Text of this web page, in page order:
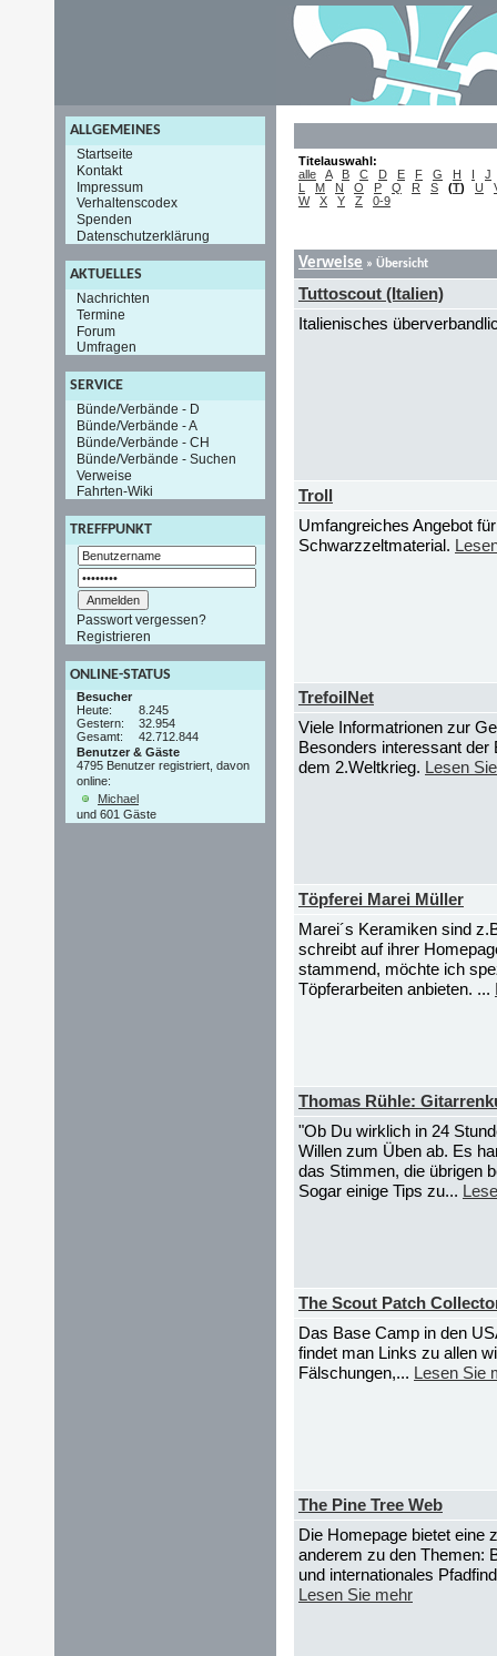
ALLGEMEINES
Startseite
Kontakt
Impressum
Verhaltenscodex
Spenden
Datenschutzerklärung
AKTUELLES
Nachrichten
Termine
Forum
Umfragen
SERVICE
Bünde/Verbände - D
Bünde/Verbände - A
Bünde/Verbände - CH
Bünde/Verbände - Suchen
Verweise
Fahrten-Wiki
TREFFPUNKT
Passwort vergessen?
Registrieren
ONLINE-STATUS
Besucher
Heute:
8.245
Gestern:
32.954
Gesamt:
42.712.844
Benutzer & Gäste
4795 Benutzer registriert, davon
online:
Michael
und 601 Gäste
Titelauswahl:
alle
A B C D E F G H I
J
L
M N O P Q R S (T) U
W
X Y Z 0-9
Verweise » Übersicht
Tuttoscout (Italien)
Italienisches
Troll
Umfangreiches Angebot
Schwarzzeltmaterial.
TrefoilNet
Viele Informatrionen zur
Besonders interessant der
dem 2.Weltkrieg. Lesen
Töpferei Marei Müller
Marei´s Keramiken sind
schreibt auf ihrer
stammend, möchte ich
Töpferarbeiten anbieten. ...
Thomas Rühle:
"Ob Du wirklich in 24
Willen zum Üben ab. Es
das Stimmen, die übrigen
Sogar einige Tips zu...
The Scout Patch
Das Base Camp in den
findet man Links zu allen
Fälschungen,... Lesen Sie
The Pine Tree Web
Die Homepage bietet eine
anderem zu den Themen:
und internationales
Lesen Sie mehr